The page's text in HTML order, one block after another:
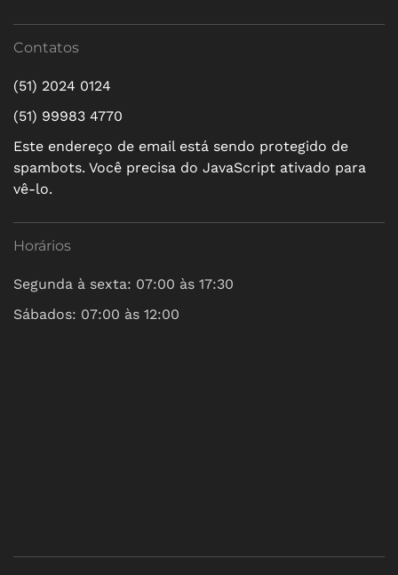
Contatos
(51) 2024 0124
(51) 99983 4770
Este endereço de email está sendo protegido de
spambots. Você precisa do JavaScript ativado para
vê-lo.
Horários
Segunda à sexta: 07:00 às 17:30
Sábados: 07:00 às 12:00